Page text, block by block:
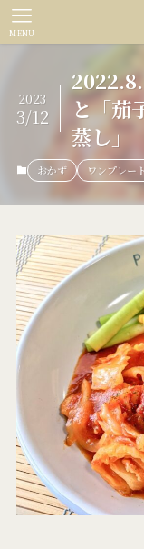
MENU
と「茄
蒸し」
2023
3/12
おかず ワンプレー